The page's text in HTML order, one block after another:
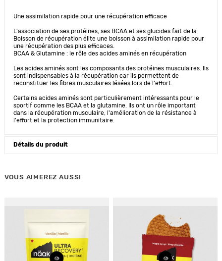
Une assimilation rapide pour une récupération efficace
L'association de ses protéines, ses BCAA et ses glucides fait de la
Boisson de récupération élite une boisson à assimilation rapide pour
une récupération des plus efficaces.
BCAA & Glutamine : le rôle des acides aminés en récupération
Les acides aminés sont les composants des protéines musculaires. Ils
sont indispensables à la récupération car ils permettent de
reconstituer les fibres musculaires lésées lors de l'effort.
Certains acides aminés sont particulièrement intéressants pour le
sportif comme les BCAA et la glutamine. Ils ont un rôle important
dans la récupération musculaire, l'amélioration de la résistance à
l'effort et la protection immunitaire.
Détails du produit
VOUS AIMEREZ AUSSI